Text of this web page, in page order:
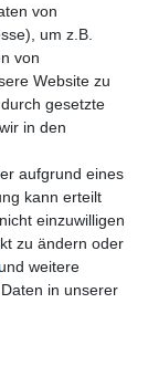
von
um z.B.
von
Website zu
gesetzte
in den
aufgrund eines
kann erteilt
einzuwilligen
zu ändern oder
und weitere
in unserer